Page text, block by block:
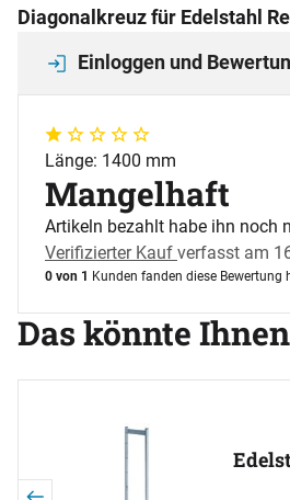
Diagonalkreuz für Edelstahl
Einloggen und
1 von 5
Länge: 1400 mm
Mangelhaft
Artikeln bezahlt habe ihn noch
Verifizierter Kauf verfasst am
0 von 1 Kunden fanden diese Bewertung
Das könnte